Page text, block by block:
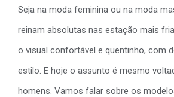
Seja na moda feminina ou na moda
reinam absolutas nas estação mais
o visual confortável e quentinho, com
estilo. E hoje o assunto é mesmo
homens. Vamos falar sobre os